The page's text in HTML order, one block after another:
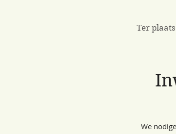
Ter
We